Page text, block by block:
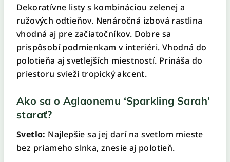
Dekoratívne listy s kombináciou zelenej a
ružových odtieňov. Nenáročná izbová rastlina
vhodná aj pre začiatočníkov. Dobre sa
prispôsobí podmienkam v interiéri. Vhodná do
polotieňa aj svetlejších miestností. Prináša do
priestoru svieži tropický akcent.
Ako sa o Aglaonemu ‘Sparkling Sarah’
starať?
Svetlo: Najlepšie sa jej darí na svetlom mieste
bez priameho slnka, znesie aj polotieň.